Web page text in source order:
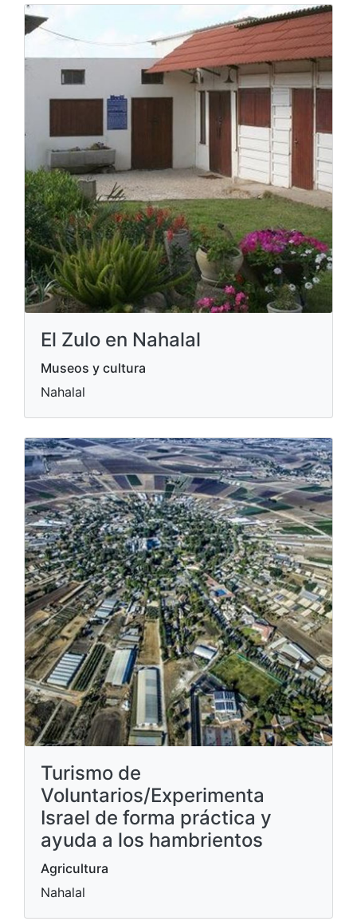
El Zulo en Nahalal
Museos y cultura
Nahalal
Turismo de
Voluntarios/Experimenta
Israel de forma práctica y
ayuda a los hambrientos
Agricultura
Nahalal